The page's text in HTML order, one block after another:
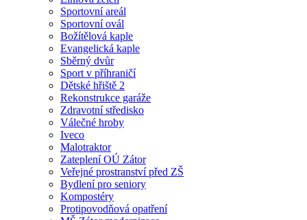
Sportovní areál
Sportovní ovál
Božítělová kaple
Evangelická kaple
Sběrný dvůr
Sport v příhraničí
Dětské hřiště 2
Rekonstrukce garáže
Zdravotní středisko
Válečné hroby
Iveco
Malotraktor
Zateplení OÚ Zátor
Veřejné prostranství před ZŠ
Bydlení pro seniory
Kompostéry
Protipovodňová opatření